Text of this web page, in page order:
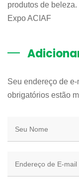
produtos de
Expo ACIAF
Seu endereço de
obrigatórios estão